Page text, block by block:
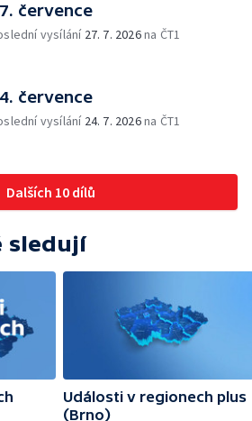
července
vysílání 27. 7. 2026na ČT1
července
vysílání 24. 7. 2026na ČT1
Dalších 10 dílů
sledují
Události v regionech plus
(Brno)